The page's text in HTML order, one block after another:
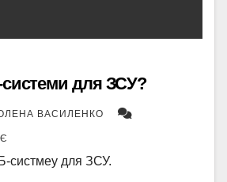
для ЗСУ?
ВАСИЛЕНКО
систмеу для ЗСУ.